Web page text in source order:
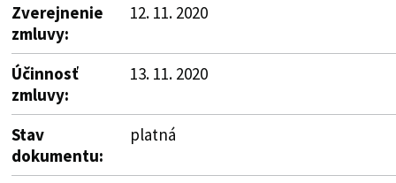
Zverejnenie
zmluvy:
12. 11. 2020
Účinnosť
zmluvy:
13. 11. 2020
Stav
dokumentu:
platná